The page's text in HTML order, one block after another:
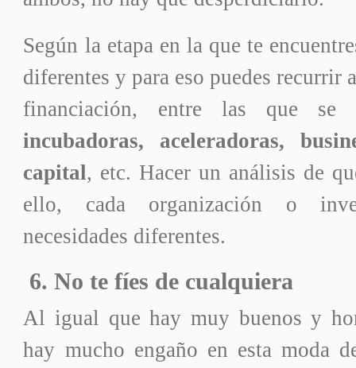
Según la etapa en la que te
diferentes y para eso puedes recurrir
financiación, entre las que se
incubadoras, aceleradoras,
capital, etc. Hacer un análisis de
ello, cada organización o
necesidades diferentes.
6. No te fíes de cualquiera
Al igual que hay muy buenos y
hay mucho engaño en esta moda